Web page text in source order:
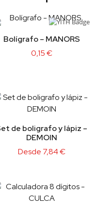
Bolígrafo – MANORS
0,15€
de boligrafo y lápiz –
DEMOIN
Desde 7,84€